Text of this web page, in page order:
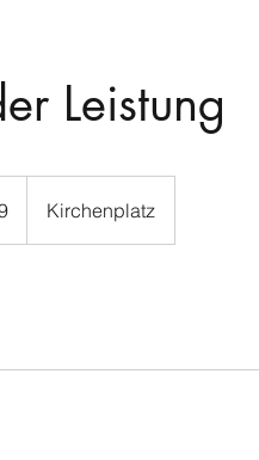
Leistung
Kirchenplatz